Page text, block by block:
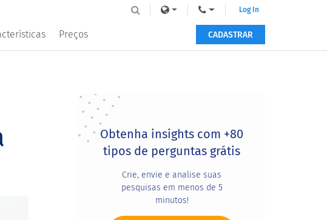
Preços
Log In
CADASTRAR
Primary
Sidebar
Obtenha insights com +80
tipos de perguntas grátis
Crie, envie e analise suas
pesquisas em menos de 5
minutos!